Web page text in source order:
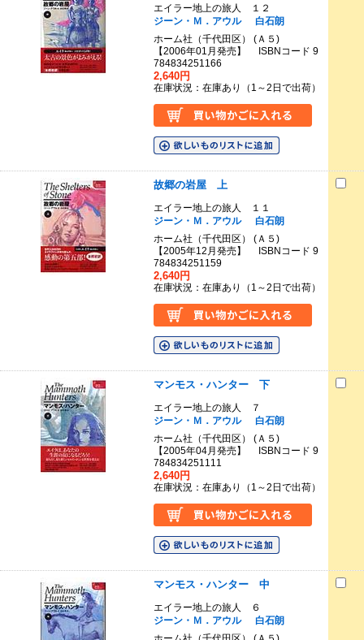
エイラー地上の旅人 １２
ジーン・Ｍ．アウル
白石朗
ホーム社（千代田区） (Ａ５)
【2006年01月発売】 ISBNコード 9
784834251166
2,640円
在庫状況：在庫あり（1～2日で出荷）
故郷の岩屋 上
エイラー地上の旅人 １１
ジーン・Ｍ．アウル
白石朗
ホーム社（千代田区） (Ａ５)
【2005年12月発売】 ISBNコード 9
784834251159
2,640円
在庫状況：在庫あり（1～2日で出荷）
マンモス・ハンター 下
エイラー地上の旅人 ７
ジーン・Ｍ．アウル
白石朗
ホーム社（千代田区） (Ａ５)
【2005年04月発売】 ISBNコード 9
784834251111
2,640円
在庫状況：在庫あり（1～2日で出荷）
マンモス・ハンター 中
エイラー地上の旅人 ６
ジーン・Ｍ．アウル
白石朗